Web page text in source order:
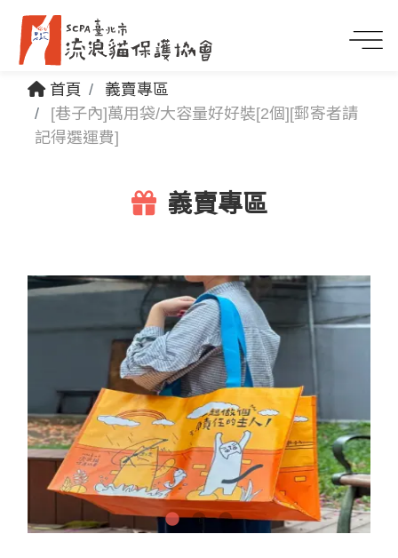
首頁
義賣專區
[巷子內]萬用袋/大容量好好裝[2個][郵寄者請
記得選運費]
義賣專區